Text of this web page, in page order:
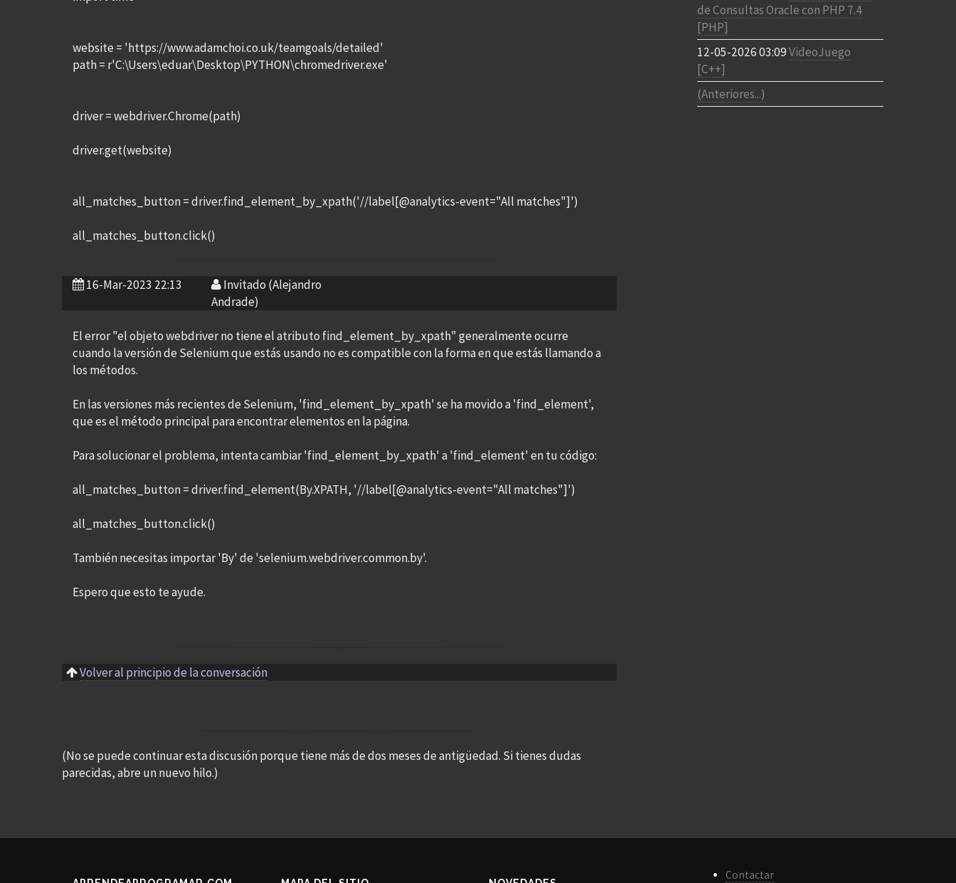
website = 'https://www.adamchoi.co.uk/teamgoals/detailed'
path = r'C:\Users\eduar\Desktop\PYTHON\chromedriver.exe'
driver = webdriver.Chrome(path)
driver.get(website)
all_matches_button = driver.find_element_by_xpath('//label[@analytics-event="All matches"]')
all_matches_button.click()
16-Mar-2023 22:13
Invitado (Alejandro
Andrade)
El error "el objeto webdriver no tiene el atributo find_element_by_xpath" generalmente ocurre
cuando la versión de Selenium que estás usando no es compatible con la forma en que estás llamando a
los métodos.
En las versiones más recientes de Selenium, 'find_element_by_xpath' se ha movido a 'find_element',
que es el método principal para encontrar elementos en la página.
Para solucionar el problema, intenta cambiar 'find_element_by_xpath' a 'find_element' en tu código:
all_matches_button = driver.find_element(By.XPATH, '//label[@analytics-event="All matches"]')
all_matches_button.click()
También necesitas importar 'By' de 'selenium.webdriver.common.by'.
Espero que esto te ayude.
Volver al principio de la conversación
(No se puede continuar esta discusión porque tiene más de dos meses de antigüedad. Si tienes dudas
parecidas, abre un nuevo hilo.)
de Consultas Oracle con PHP 7.4
[PHP]
12-05-2026 03:09VideoJuego
[C++]
(Anteriores...)
Contactar